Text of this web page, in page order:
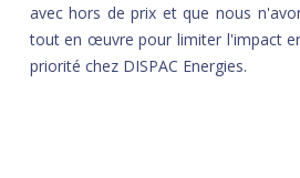
avec hors de prix et que nous
tout en œuvre pour limiter l'impact
priorité chez DISPAC Energies.